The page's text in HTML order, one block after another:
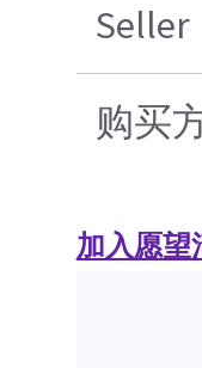
Seller
购买
加入愿望